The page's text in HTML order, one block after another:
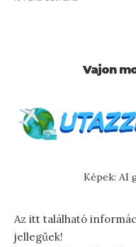
Vajon
Képek: AI
Az itt található
jellegűek!